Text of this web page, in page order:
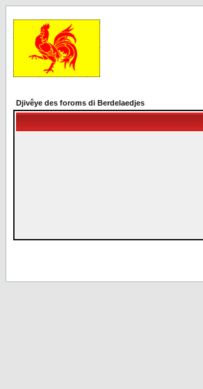
Djivêye des foroms di Berdelaedjes